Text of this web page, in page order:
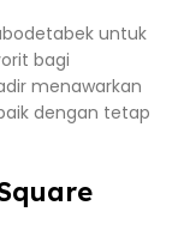
untuk
bagi
menawarkan
dengan tetap